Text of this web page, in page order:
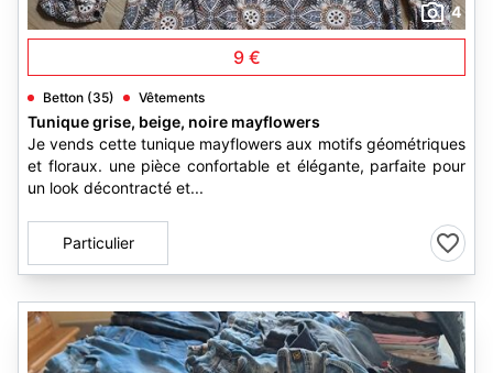
4
9 €
Betton (35) Vêtements
Tunique grise, beige, noire mayflowers
Je vends cette tunique mayflowers aux motifs géométriques
et floraux. une pièce confortable et élégante, parfaite pour
un look décontracté et...
Particulier